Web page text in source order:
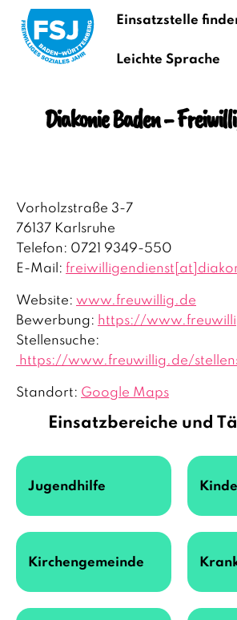
Einsatzstelle
Leichte Sprache
Diakonie Baden -
Vorholzstraße 3-7
76137 Karlsruhe
Telefon: 0721 9349-550
E-Mail:
Website: www.freuwillig.de
Bewerbung: https://
Stellensuche:
https://www.freuwillig.de/
Standort: Google Maps
Einsatzbereiche und
Jugendhilfe
Kirchengemeinde